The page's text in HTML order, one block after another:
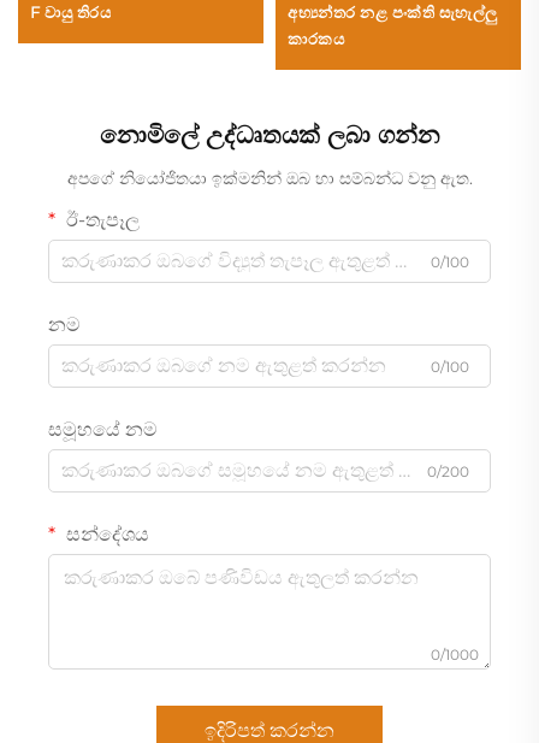
F වායු තිරය
අභ්‍යන්තර නළ පංක්ති සැහැල්ලු
කාරකය
නොමිලේ උද්ධෘතයක් ලබා ගන්න
අපගේ නියෝජිතයා ඉක්මනින් ඔබ හා සම්බන්ධ වනු ඇත.
ඊ-තැපෑල
0/100
නම
0/100
සමූහයේ නම
0/200
සන්දේශය
0/1000
ඉදිරිපත් කරන්න